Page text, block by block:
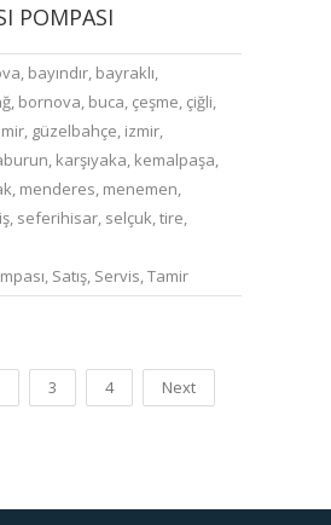
POMPASI
, bayındır, bayraklı,
, bornova, buca, çeşme, çiğli,
, güzelbahçe, izmir,
, karşıyaka, kemalpaşa,
, menderes, menemen,
, seferihisar, selçuk,tire,
, Satış, Servis,Tamir
3 4 Next